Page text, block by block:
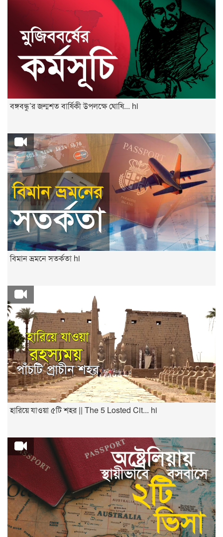
বঙ্গবন্ধু’র জন্মশত বার্ষিকী উপলক্ষে ঘোষি... hi
বিমান ভ্রমনে সতর্কতা hi
হারিয়ে যাওয়া ৫টি শহর || The 5 Losted Cit... hi